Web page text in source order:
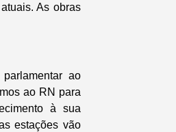
As obras
ao
ao RN para
à sua
estações vão